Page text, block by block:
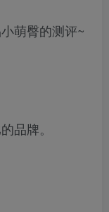
萌臀的测评~
品牌。